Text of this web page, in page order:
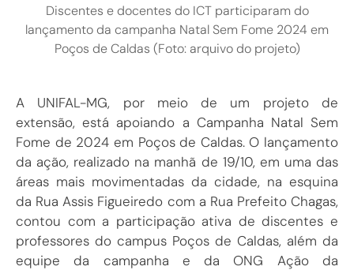
Discentes e docentes do ICT participaram do
lançamento da campanha Natal Sem Fome 2024 em
Poços de Caldas (Foto: arquivo do projeto)
A UNIFAL-MG, por meio de um projeto de
extensão, está apoiando a Campanha Natal Sem
Fome de 2024 em Poços de Caldas. O lançamento
da ação, realizado na manhã de 19/10, em uma das
áreas mais movimentadas da cidade, na esquina
da Rua Assis Figueiredo com a Rua Prefeito Chagas,
contou com a participação ativa de discentes e
professores do campus Poços de Caldas, além da
equipe da campanha e da ONG Ação da